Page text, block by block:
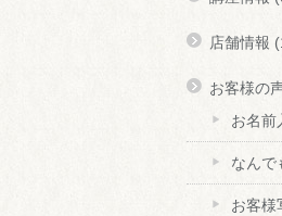
店舗情報
お客様の
お名前
なんで
お客様